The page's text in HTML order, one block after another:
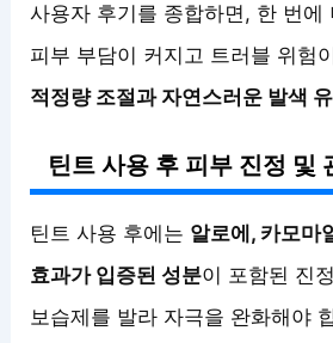
사용자 후기를 종합하면, 한 번에
피부 부담이 커지고 트러블 위험
적정량 조절과 자연스러운 발색 유
틴트 사용 후 피부 진정 및
틴트 사용 후에는 알로에, 카모마
효과가 입증된 성분이 포함된 진
보습제를 발라 자극을 완화해야